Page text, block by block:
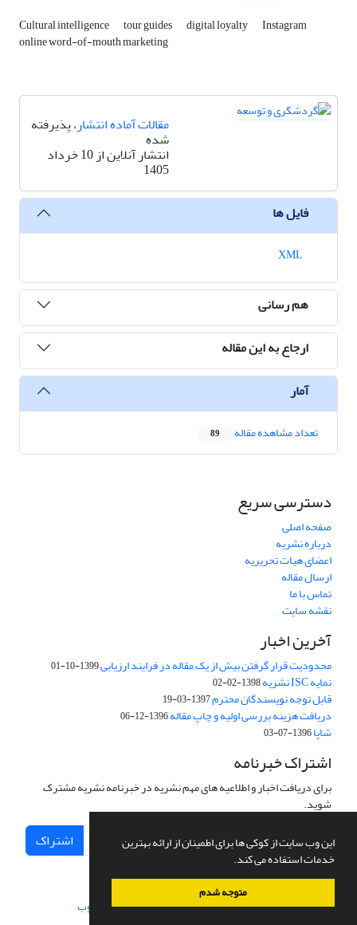
این وب سایت از کوکی ها برای اطمینان از ارائه بهترین
خدمات استفاده می کند.
متوجه شدم
Cultural intelligence tour guides digital loyalty Instagram
online word-of-mouth marketing
مقالات آماده انتشار، پذیرفته
شده
انتشار آنلاین از 10 خرداد
1405
فایل ها
هم رسانی
ارجاع به این مقاله
آمار
تعداد مشاهده مقاله 89
دسترسی سریع
صفحه اصلی
درباره نشریه
اعضای هیات تحریریه
ارسال مقاله
تماس با ما
نقشه سایت
آخرین اخبار
محدودیت قرار گرفتن بیش از یک مقاله در فرایند ارزیابی1399-10-01
نمایه ISC نشریه 1398-02-02
قابل توجه نویسندگان محترم1397-03-19
دریافت هزینه بررسی اولیه و چاپ مقاله1396-12-06
شاپا1396-07-03
اشتراک خبرنامه
برای دریافت اخبار و اطلاعیه های مهم نشریه در خبرنامه نشریه مشترک
شوید.
اشتراک
سامانه مدیریت نشریات علمی.طراحی و پیاده سازی از سیناوب